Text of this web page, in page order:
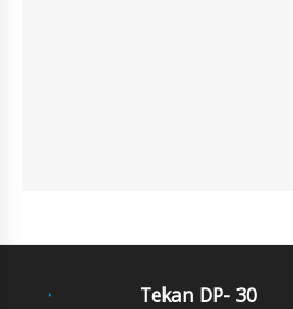
Tekan DP- 30